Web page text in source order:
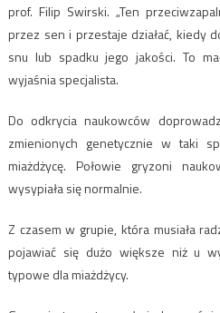
prof. Filip Swirski. „Ten
przez sen i przestaje działać, kiedy
snu lub spadku jego jakości. To
wyjaśnia specjalista.
Do odkrycia naukowców
zmienionych genetycznie w taki
miażdżycę. Połowie gryzoni
wysypiała się normalnie.
Z czasem w grupie, która musiała
pojawiać się dużo większe niż u
typowe dla miażdżycy.